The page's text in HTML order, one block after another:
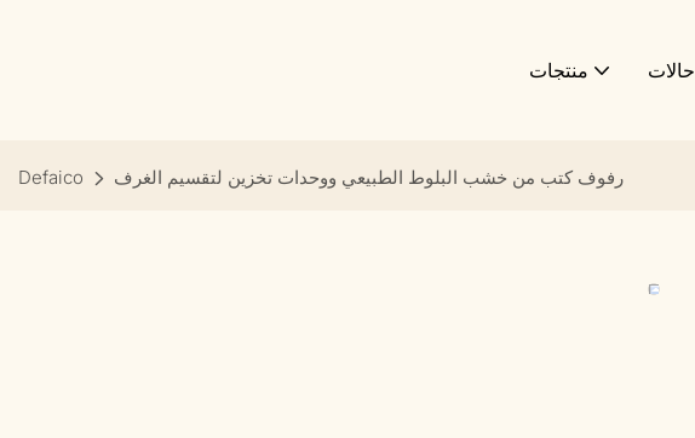
منتجات حالات
Defaico رفوف كتب من خشب البلوط الطبيعي ووحدات تخزين لتقسيم الغرف